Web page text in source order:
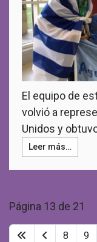
El equipo de
volvió a
Unidos y
Leer más…
Página 13 de 21
8 9